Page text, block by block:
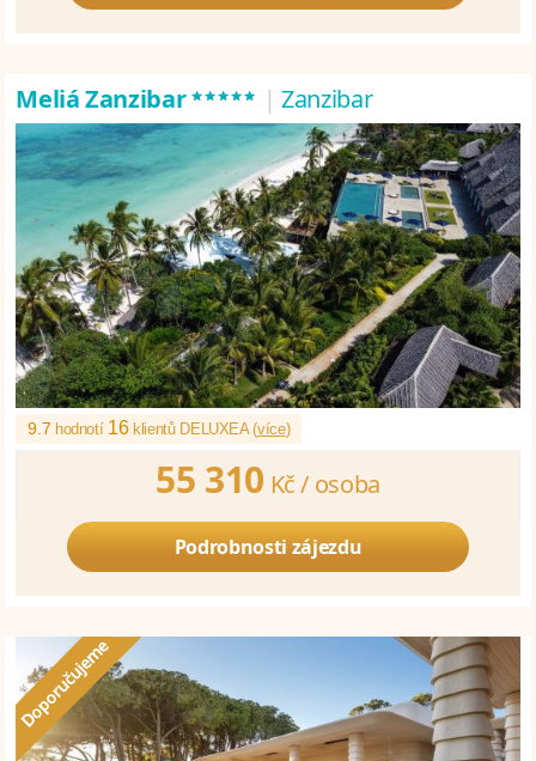
Meliá Zanzibar***** | Zanzibar
9.7 hodnotí 16klientů DELUXEA (více)
55 310 Kč / osoba
Podrobnosti zájezdu